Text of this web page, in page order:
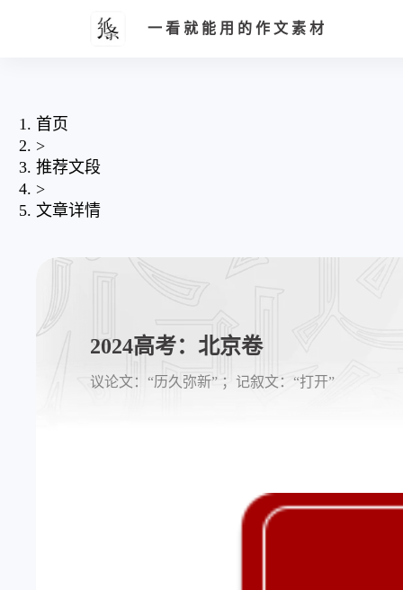
一看就能用的作文素材
首页
>
推荐文段
>
文章详情
2024高考：北京卷
议论文：“历久弥新” ；记叙文：“打开”